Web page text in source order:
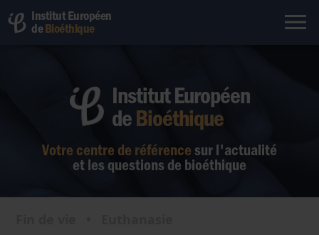
Institut Européen
deBioéthique
Votre centre de référence sur l'actualité
et les questions de bioéthique
Institut Européen
deBioéthique